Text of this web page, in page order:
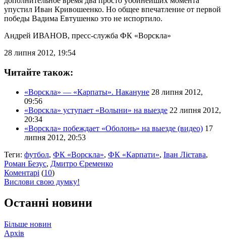
упустил Иван Кривошеенко. Но общее впечатление от первой
победы Вадима Евтушенко это не испортило.
Андрей ИВАНОВ, пресс-служба ФК «Ворскла»
28 липня 2012, 19:54
Читайте також:
«Ворскла» — «Карпаты». Накануне 28 липня 2012,
09:56
«Ворскла» уступает «Волыни» на выезде 22 липня 2012,
20:34
«Ворскла» побеждает «Оболонь» на выезде (видео) 17
липня 2012, 20:53
Теги: футбол, ФК «Ворскла», ФК «Карпати», Іван Лієтава,
Роман Безус, Дмитро Єременко
Коментарі (10)
Вислови свою думку!
Останні новини
Більше новин
Архів